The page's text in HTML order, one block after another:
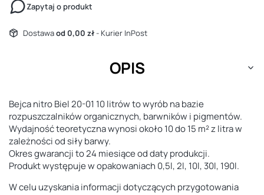
Zapytaj o produkt
Dostawaod 0,00 zł- Kurier InPost
OPIS
Bejca nitro Biel 20-01 10 litrów to wyrób na bazie
rozpuszczalników organicznych, barwników i pigmentów.
Wydajność teoretyczna wynosi około 10 do 15 m² z litra w
zależności od siły barwy.
Okres gwarancji to 24 miesiące od daty produkcji.
Produkt występuje w opakowaniach 0,5l, 2l, 10l, 30l, 190l.
W celu uzyskania informacji dotyczących przygotowania